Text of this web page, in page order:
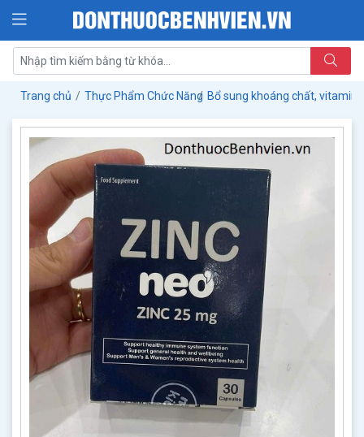
Trang chủ Thực Phẩm Chức Năng Bổ sung khoáng chất, vitamin